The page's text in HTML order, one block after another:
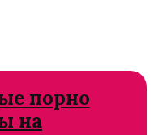
порно
на